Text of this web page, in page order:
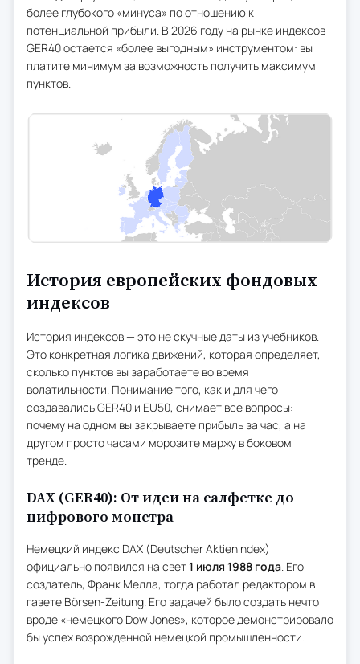
более глубокого «минуса» по отношению к
потенциальной прибыли. В 2026 году на рынке индексов
GER40 остается «более выгодным» инструментом: вы
платите минимум за возможность получить максимум
пунктов.
История европейских фондовых
индексов
История индексов — это не скучные даты из учебников.
Это конкретная логика движений, которая определяет,
сколько пунктов вы заработаете во время
волатильности. Понимание того, как и для чего
создавались GER40 и EU50, снимает все вопросы:
почему на одном вы закрываете прибыль за час, а на
другом просто часами морозите маржу в боковом
тренде.
DAX (GER40): От идеи на салфетке до
цифрового монстра
Немецкий индекс DAX (Deutscher Aktienindex)
официально появился на свет1 июля 1988 года. Его
создатель, Франк Мелла, тогда работал редактором в
газете Börsen-Zeitung. Его задачей было создать нечто
вроде «немецкого Dow Jones», которое демонстрировало
бы успех возрожденной немецкой промышленности.